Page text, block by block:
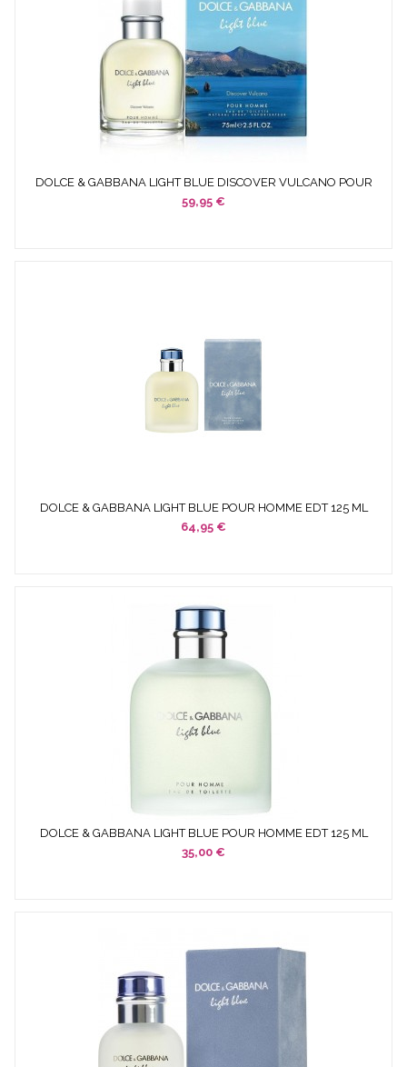
DOLCE & GABBANA LIGHT BLUE DISCOVER VULCANO POUR
HOMME...
59,95 €
DOLCE & GABBANA LIGHT BLUE POUR HOMME EDT 125 ML
SPRAY
64,95 €
DOLCE & GABBANA LIGHT BLUE POUR HOMME EDT 125 ML
SPRAY...
35,00 €